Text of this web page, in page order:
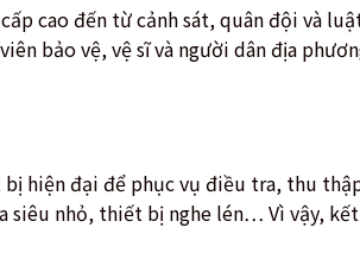
cao đến từ cảnh sát, quân đội và
bảo vệ, vệ sĩ và người dân địa
hiện đại để phục vụ điều tra, thu
siêu nhỏ, thiết bị nghe lén… Vì vậy,